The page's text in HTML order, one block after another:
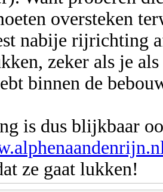
oversteken
nabije rijrichting
zeker als je
binnen de
is dus blijkbaar
ze gaat lukken!